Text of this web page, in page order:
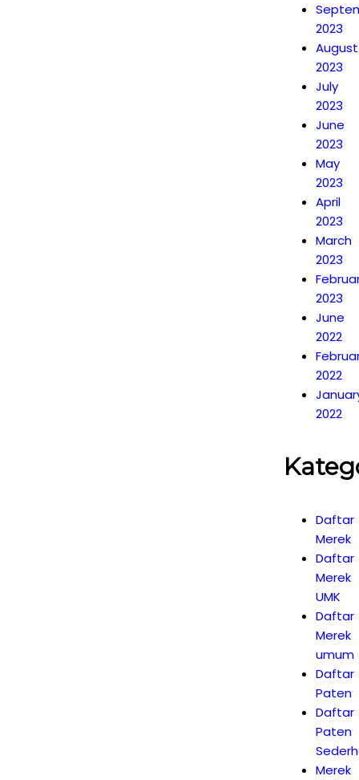
2023
August
2023
July
2023
June
2023
May
2023
April
2023
March
2023
2023
June
2022
2022
2022
Daftar
Merek
Daftar
Merek
UMK
Daftar
Merek
umum
Daftar
Paten
Daftar
Paten
Merek